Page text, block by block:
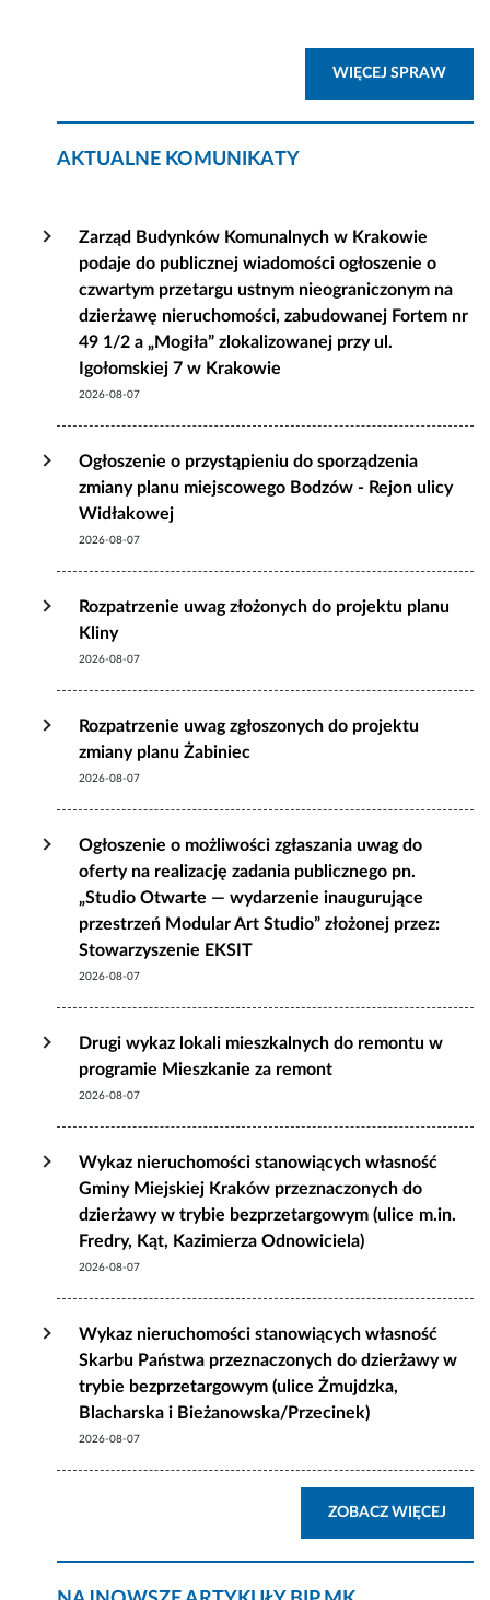
WIĘCEJ SPRAW
AKTUALNE KOMUNIKATY
Zarząd Budynków Komunalnych w Krakowie
podaje do publicznej wiadomości ogłoszenie o
czwartym przetargu ustnym nieograniczonym na
dzierżawę nieruchomości, zabudowanej Fortem nr
49 1/2 a „Mogiła” zlokalizowanej przy ul.
Igołomskiej 7 w Krakowie
2026-08-07
Ogłoszenie o przystąpieniu do sporządzenia
zmiany planu miejscowego Bodzów - Rejon ulicy
Widłakowej
2026-08-07
Rozpatrzenie uwag złożonych do projektu planu
Kliny
2026-08-07
Rozpatrzenie uwag zgłoszonych do projektu
zmiany planu Żabiniec
2026-08-07
Ogłoszenie o możliwości zgłaszania uwag do
oferty na realizację zadania publicznego pn.
„Studio Otwarte — wydarzenie inaugurujące
przestrzeń Modular Art Studio” złożonej przez:
Stowarzyszenie EKSIT
2026-08-07
Drugi wykaz lokali mieszkalnych do remontu w
programie Mieszkanie za remont
2026-08-07
Wykaz nieruchomości stanowiących własność
Gminy Miejskiej Kraków przeznaczonych do
dzierżawy w trybie bezprzetargowym (ulice m.in.
Fredry, Kąt, Kazimierza Odnowiciela)
2026-08-07
Wykaz nieruchomości stanowiących własność
Skarbu Państwa przeznaczonych do dzierżawy w
trybie bezprzetargowym (ulice Żmujdzka,
Blacharska i Bieżanowska/Przecinek)
2026-08-07
ZOBACZ WIĘCEJ